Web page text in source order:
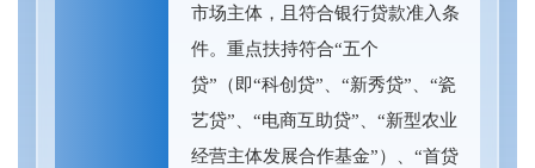
市场主体，且符合银行贷款准入条
件。重点扶持符合“五个
贷”（即“科创贷”、“新秀贷”、“瓷
艺贷”、“电商互助贷”、“新型农业
经营主体发展合作基金”）、“首贷